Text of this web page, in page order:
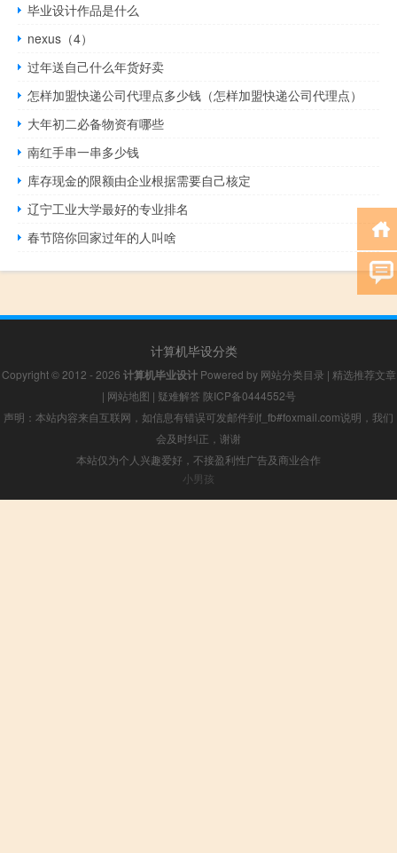
毕业设计作品是什么
nexus（4）
过年送自己什么年货好卖
怎样加盟快递公司代理点多少钱（怎样加盟快递公司代理点）
大年初二必备物资有哪些
南红手串一串多少钱
库存现金的限额由企业根据需要自己核定
辽宁工业大学最好的专业排名
春节陪你回家过年的人叫啥
计算机毕设分类
Copyright © 2012 - 2026 计算机毕业设计Powered by 网站分类目录 | 精选推荐文章
| 网站地图 | 疑难解答 陕ICP备0444552号
声明：本站内容来自互联网，如信息有错误可发邮件到f_fb#foxmail.com说明，我们
会及时纠正，谢谢
本站仅为个人兴趣爱好，不接盈利性广告及商业合作
小男孩